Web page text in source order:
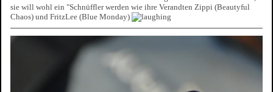
sie will wohl ein "Schnüffler werden wie ihre Verandten Zippi (Beautyful
Chaos) und FritzLee (Blue Monday)